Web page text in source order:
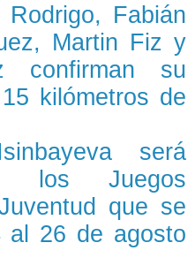
Fabián
Martin Fiz y
confirman su
kilómetros de
será
los Juegos
que se
al 26 de agosto